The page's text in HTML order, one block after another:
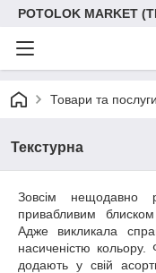
POTOLOK MARKET
Товари та послуги
Текстурна
Зовсім нещодавно
привабливим
Адже викликала
насиченістю кольору.
додають у свій